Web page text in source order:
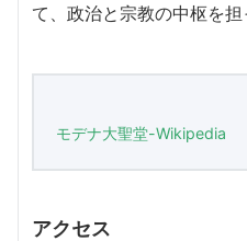
て、政治と宗教の中枢を担
モデナ大聖堂-Wikipedia
アクセス